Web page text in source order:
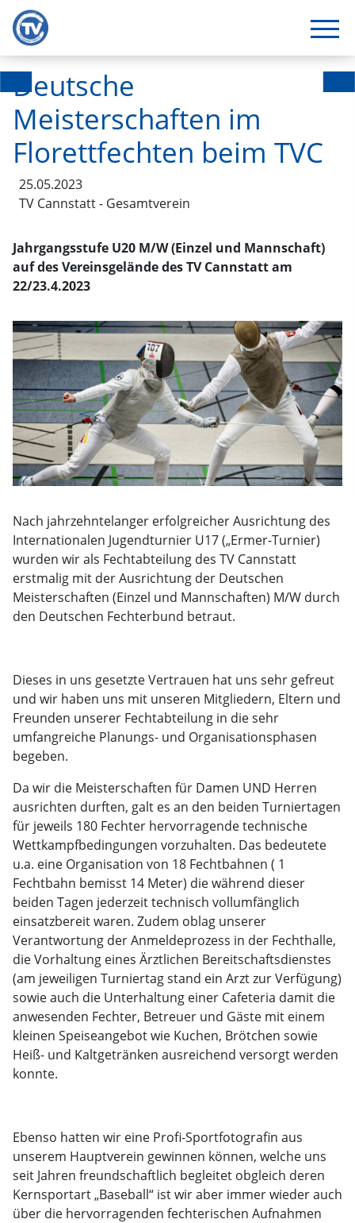
Deutsche
Meisterschaften im
Florettfechten beim TVC
25.05.2023
TV Cannstatt - Gesamtverein
Jahrgangsstufe U20 M/W (Einzel und Mannschaft)
auf des Vereinsgelände des TV Cannstatt am
22/23.4.2023
Nach jahrzehntelanger erfolgreicher Ausrichtung des
Internationalen Jugendturnier U17 („Ermer-Turnier)
wurden wir als Fechtabteilung des TV Cannstatt
erstmalig mit der Ausrichtung der Deutschen
Meisterschaften (Einzel und Mannschaften) M/W durch
den Deutschen Fechterbund betraut.
Dieses in uns gesetzte Vertrauen hat uns sehr gefreut
und wir haben uns mit unseren Mitgliedern, Eltern und
Freunden unserer Fechtabteilung in die sehr
umfangreiche Planungs- und Organisationsphasen
begeben.
Da wir die Meisterschaften für Damen UND Herren
ausrichten durften, galt es an den beiden Turniertagen
für jeweils 180 Fechter hervorragende technische
Wettkampfbedingungen vorzuhalten. Das bedeutete
u.a. eine Organisation von 18 Fechtbahnen ( 1
Fechtbahn bemisst 14 Meter) die während dieser
beiden Tagen jederzeit technisch vollumfänglich
einsatzbereit waren. Zudem oblag unserer
Verantwortung der Anmeldeprozess in der Fechthalle,
die Vorhaltung eines Ärztlichen Bereitschaftsdienstes
(am jeweiligen Turniertag stand ein Arzt zur Verfügung)
sowie auch die Unterhaltung einer Cafeteria damit die
anwesenden Fechter, Betreuer und Gäste mit einem
kleinen Speiseangebot wie Kuchen, Brötchen sowie
Heiß- und Kaltgetränken ausreichend versorgt werden
konnte.
Ebenso hatten wir eine Profi-Sportfotografin aus
unserem Hauptverein gewinnen können, welche uns
seit Jahren freundschaftlich begleitet obgleich deren
Kernsportart „Baseball“ ist wir aber immer wieder auch
über die hervorragenden fechterischen Aufnahmen